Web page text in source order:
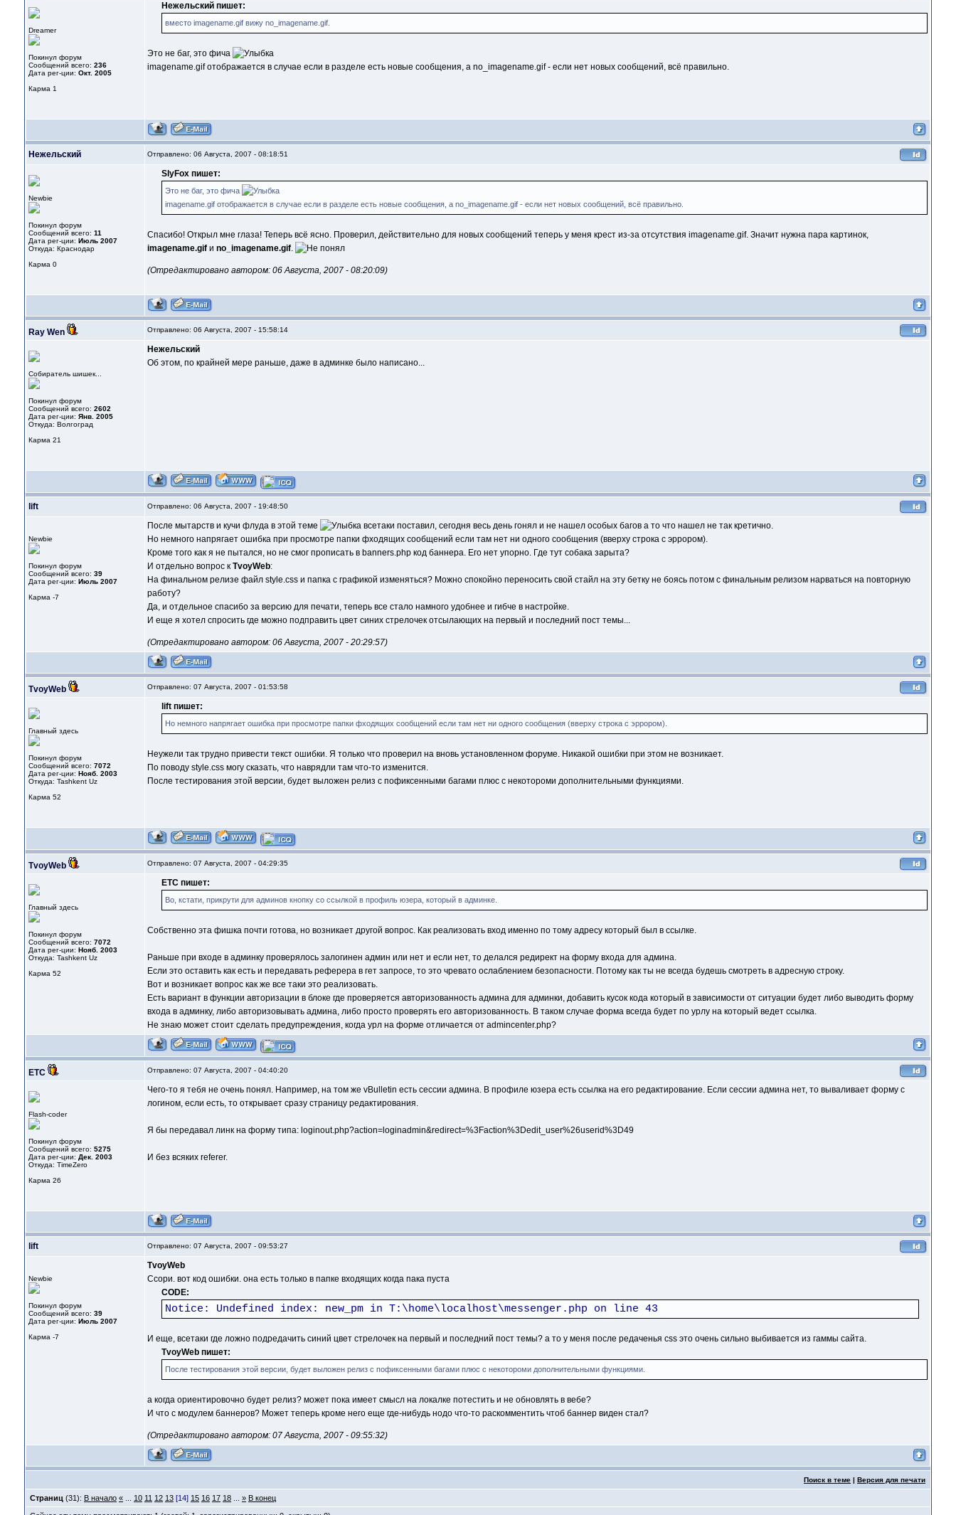
Dreamer
Покинул форум
Сообщений всего: 236
Дата рег-ции: Окт. 2005
Карма 1
Нежельский пишет:
вместо imagename.gif вижу no_imagename.gif.
Это не баг, это фича
imagename.gif отображается в случае если в разделе есть новые сообщения, а no_imagename.gif - если нет новых сообщений, всё правильно.
Нежельский Отправлено: 06 Августа, 2007 - 08:18:51
Newbie
Покинул форум
Сообщений всего: 11
Дата рег-ции: Июль 2007
Откуда: Краснодар
Карма 0
SlyFox пишет:
Это не баг, это фича
imagename.gif отображается в случае если в разделе есть новые сообщения, а no_imagename.gif - если нет новых сообщений, всё правильно.
Спасибо! Открыл мне глаза! Теперь всё ясно. Проверил, действительно для новых сообщений теперь у меня крест из-за отсутствия imagename.gif. Значит нужна пара картинок,
imagename.gif и no_imagename.gif.
(Отредактировано автором: 06 Августа, 2007 - 08:20:09)
Ray Wen Отправлено: 06 Августа, 2007 - 15:58:14
Собиратель шишек...
Покинул форум
Сообщений всего: 2602
Дата рег-ции: Янв. 2005
Откуда: Волгоград
Карма 21
Нежельский
Об этом, по крайней мере раньше, даже в админке было написано...
lift Отправлено: 06 Августа, 2007 - 19:48:50
Newbie
Покинул форум
Сообщений всего: 39
Дата рег-ции: Июль 2007
Карма -7
После мытарств и кучи флуда в этой теме
всетаки поставил, сегодня весь день гонял и не нашел особых багов а то что нашел не так кретично.
Но немного напрягает ошибка при просмотре папки фходящих сообщений если там нет ни одного сообщения (вверху строка с эррором).
Кроме того как я не пытался, но не смог прописать в banners.php код баннера. Его нет упорно. Где тут собака зарыта?
И отдельно вопрос к TvoyWeb:
На финальном релизе файл style.css и папка с графикой изменяться? Mожно спокойно переносить свой стайл на эту бетку не боясь потом с финальным релизом нарваться на повторную
работу?
Да, и отдельное спасибо за версию для печати, теперь все стало намного удобнее и гибче в настройке.
И еще я хотел спросить где можно подправить цвет синих стрелочек отсылающих на первый и последний пост темы...
(Отредактировано автором: 06 Августа, 2007 - 20:29:57)
TvoyWeb Отправлено: 07 Августа, 2007 - 01:53:58
Главный здесь
Покинул форум
Сообщений всего: 7072
Дата рег-ции: Нояб. 2003
Откуда: Tashkent Uz
Карма 52
lift пишет:
Но немного напрягает ошибка при просмотре папки фходящих сообщений если там нет ни одного сообщения (вверху строка с эррором).
Неужели так трудно привести текст ошибки. Я только что проверил на вновь установленном форуме. Никакой ошибки при этом не возникает.
По поводу style.css могу сказать, что наврядли там что-то изменится.
После тестирования этой версии, будет выложен релиз с пофиксенными багами плюс с некотороми дополнительными функциями.
TvoyWeb Отправлено: 07 Августа, 2007 - 04:29:35
Главный здесь
Покинул форум
Сообщений всего: 7072
Дата рег-ции: Нояб. 2003
Откуда: Tashkent Uz
Карма 52
ETC пишет:
Во, кстати, прикрути для админов кнопку со ссылкой в профиль юзера, который в админке.
Собственно эта фишка почти готова, но возникает другой вопрос. Как реализовать вход именно по тому адресу который был в ссылке.
Раньше при входе в админку проверялось залогинен админ или нет и если нет, то делался редирект на форму входа для админа.
Если это оставить как есть и передавать реферера в гет запросе, то это чревато ослаблением безопасности. Потому как ты не всегда будешь смотреть в адресную строку.
Вот и возникает вопрос как же все таки это реализовать.
Есть вариант в функции авторизации в блоке где проверяется авторизованность админа для админки, добавить кусок кода который в зависимости от ситуации будет либо выводить форму
входа в админку, либо авторизовывать админа, либо просто проверять его авторизованность. В таком случае форма всегда будет по урлу на который ведет ссылка.
Не знаю может стоит сделать предупреждения, когда урл на форме отличается от admincenter.php?
ETC Отправлено: 07 Августа, 2007 - 04:40:20
Flash-coder
Покинул форум
Сообщений всего: 5275
Дата рег-ции: Дек. 2003
Откуда: TimeZero
Карма 26
Чего-то я тебя не очень понял. Например, на том же vBulletin есть сессии админа. В профиле юзера есть ссылка на его редактирование. Если сессии админа нет, то вываливает форму с
логином, если есть, то открывает сразу страницу редактирования.
Я бы передавал линк на форму типа: loginout.php?action=loginadmin&redirect=%3Faction%3Dedit_user%26userid%3D49
И без всяких referer.
lift Отправлено: 07 Августа, 2007 - 09:53:27
Newbie
Покинул форум
Сообщений всего: 39
Дата рег-ции: Июль 2007
Карма -7
TvoyWeb
Ссори. вот код ошибки. она есть только в папке входящих когда пака пуста
CODE:
Notice: Undefined index: new_pm in T:\home\localhost\messenger.php on line 43
И еще, всетаки где ложно подредачить синий цвет стрелочек на первый и последний пост темы? а то у меня после редаченья css это очень сильно выбивается из гаммы сайта.
TvoyWeb пишет:
После тестирования этой версии, будет выложен релиз с пофиксенными багами плюс с некотороми дополнительными функциями.
а когда ориентировочно будет релиз? может пока имеет смысл на локалке потестить и не обновлять в вебе?
И что с модулем баннеров? Может теперь кроме него еще где-нибудь нодо что-то раскомментить чтоб баннер виден стал?
(Отредактировано автором: 07 Августа, 2007 - 09:55:32)
Поиск в теме | Версия для печати
Страниц (31): В начало « 10 11 12 13 [14] 15 16 17 18 » В конец